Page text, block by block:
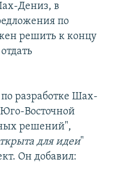
Дениз, в
по
решить к концу
разработке Шах-
Восточной
решений",
для идеи"
Он добавил: